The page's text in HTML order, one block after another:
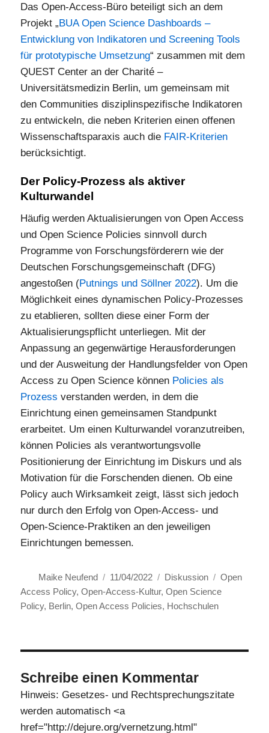
Das Open-Access-Büro beteiligt sich an dem
Projekt „BUA Open Science Dashboards –
Entwicklung von Indikatoren und Screening Tools
für prototypische Umsetzung“ zusammen mit dem
QUEST Center an der Charité –
Universitätsmedizin Berlin, um gemeinsam mit
den Communities disziplinspezifische Indikatoren
zu entwickeln, die neben Kriterien einen offenen
Wissenschaftsparaxis auch die FAIR-Kriterien
berücksichtigt.
Der Policy-Prozess als aktiver
Kulturwandel
Häufig werden Aktualisierungen von Open Access
und Open Science Policies sinnvoll durch
Programme von Forschungsförderern wie der
Deutschen Forschungsgemeinschaft (DFG)
angestoßen (Putnings und Söllner 2022). Um die
Möglichkeit eines dynamischen Policy-Prozesses
zu etablieren, sollten diese einer Form der
Aktualisierungspflicht unterliegen. Mit der
Anpassung an gegenwärtige Herausforderungen
und der Ausweitung der Handlungsfelder von Open
Access zu Open Science können Policies als
Prozess verstanden werden, in dem die
Einrichtung einen gemeinsamen Standpunkt
erarbeitet. Um einen Kulturwandel voranzutreiben,
können Policies als verantwortungsvolle
Positionierung der Einrichtung im Diskurs und als
Motivation für die Forschenden dienen. Ob eine
Policy auch Wirksamkeit zeigt, lässt sich jedoch
nur durch den Erfolg von Open-Access- und
Open-Science-Praktiken an den jeweiligen
Einrichtungen bemessen.
Autor
Maike Neufend
Veröffentlicht
am
11/04/2022 Kategorien
Diskussion
Open
Access Policy,Open-Access-Kultur,Open Science
Policy, Berlin,Open Access Policies, Hochschulen
Schreibe einen Kommentar
Hinweis: Gesetzes- und Rechtsprechungszitate
werden automatisch <a
href="http://dejure.org/vernetzung.html"